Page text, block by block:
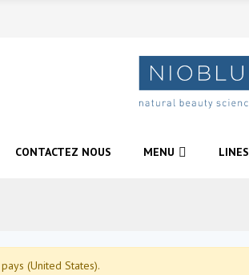
CONTACTEZ NOUS MENU LINES
(United States).